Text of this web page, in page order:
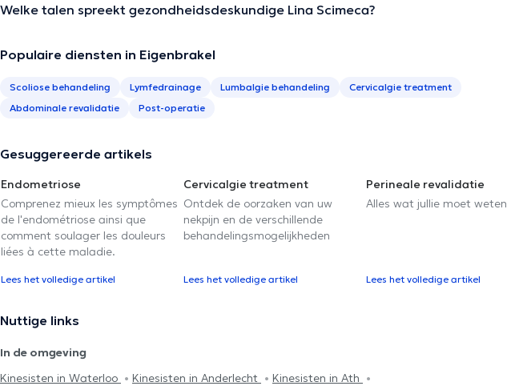
Welke talen spreekt gezondheidsdeskundige Lina Scimeca?
Populaire diensten in Eigenbrakel
Scoliose behandeling Lymfedrainage Lumbalgie behandeling
Cervicalgie treatment
Abdominale revalidatie
Post-operatie
Gesuggereerde artikels
Endometriose
Comprenez mieux les symptômes
de l'endométriose ainsi que
comment soulager les douleurs
liées à cette maladie.
Lees het volledige artikel
Cervicalgie treatment
Ontdek de oorzaken van uw
nekpijn en de verschillende
behandelingsmogelijkheden
Lees het volledige artikel
Perineale revalidatie
Alles wat jullie moet weten
Lees het volledige artikel
Nuttige links
In de omgeving
Kinesisten in Waterloo
Kinesisten in Anderlecht
Kinesisten in Ath